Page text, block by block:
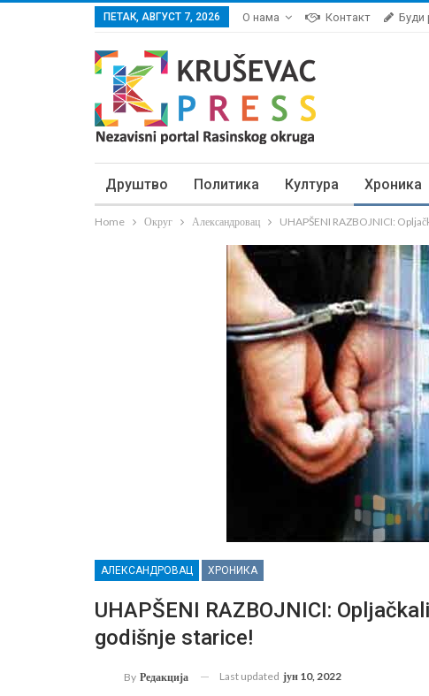
ПЕТАК, АВГУСТ 7, 2026 О нама Контакт Буди
Друштво Политика Култура Хроника
Home Округ Александровац UHAPŠENI RAZBOJNICI:
АЛЕКСАНДРОВАЦ ХРОНИКА
UHAPŠENI RAZBOJNICI:
godišnje starice!
By Редакција Last updated јун 10, 2022